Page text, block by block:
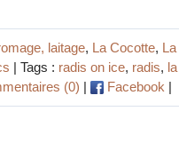
laitage, La Cocotte,
| Tags : radis on ice, radis,
(0) | Facebook |